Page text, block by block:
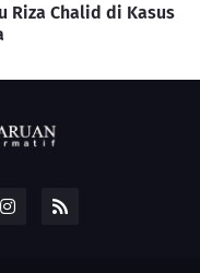
Riza Chalid di Kasus